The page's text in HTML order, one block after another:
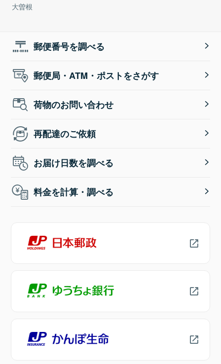
大曽根
郵便番号を調べる
郵便局・ATM・ポストをさがす
荷物のお問い合わせ
再配達のご依頼
お届け日数を調べる
料金を計算・調べる